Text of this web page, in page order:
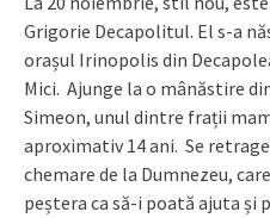
Grigorie Decapolitul. El s-a
orașul Irinopolis din
Mici. Ajunge la o mânăstire
Simeon, unul dintre frații
aproximativ 14 ani. Se
chemare de la Dumnezeu,
peștera ca să-i poată ajuta și